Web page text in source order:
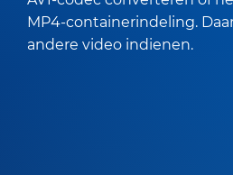
MP4-containerindeling.
andere video indienen.